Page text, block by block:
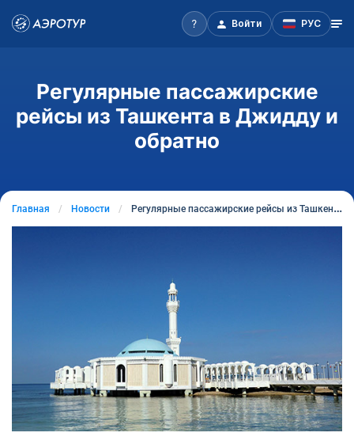
Войти РУС
Регулярные пассажирские
рейсы из Ташкента в Джидду и
обратно
Главная Новости Регулярные пассажирские рейсы из Ташкента в Джидду и обратно